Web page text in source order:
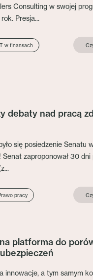
Consulting w swojej
Presja...
w finansach
debaty nad pracą
się posiedzenie Senatu
Senat zaproponował 30 dni
pracy
platforma do
innowacje, a tym samym